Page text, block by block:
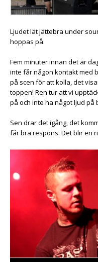
Ljudet lät jättebra under
hoppas på.
Fem minuter innan det är
inte får någon kontakt med
på scen för att kolla, det
toppen! Ren tur att vi
på och inte ha något ljud på
Sen drar det igång, det
får bra respons. Det blir en